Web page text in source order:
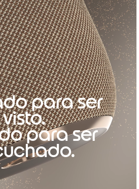
para ser
visto.
para ser